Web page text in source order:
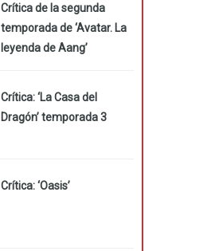
Crítica de la segunda
temporada de ‘Avatar. La
leyenda de Aang’
Crítica: ‘La Casa del
Dragón’ temporada 3
Crítica: ‘Oasis’